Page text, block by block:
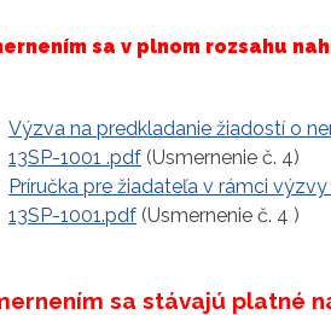
sa v plnom rozsahu
Výzva na predkladanie žiadostí o
13SP-1001 .pdf (Usmernenie č. 4)
Príručka pre žiadateľa v rámci
13SP-1001.pdf (Usmernenie č. 4 )
sa stávajú platné